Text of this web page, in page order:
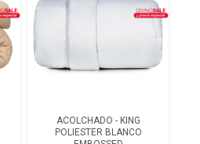
ACOLCHADO - KING
POLIESTER BLANCO